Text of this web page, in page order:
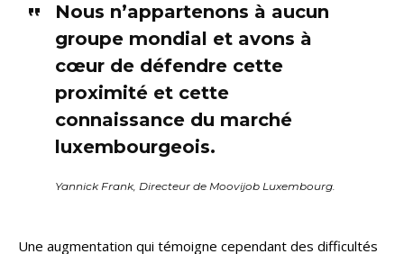
Nous n’appartenons à aucun
groupe mondial et avons à
cœur de défendre cette
proximité et cette
connaissance du marché
luxembourgeois.
Yannick Frank, Directeur de Moovijob Luxembourg.
Une augmentation qui témoigne cependant des difficultés